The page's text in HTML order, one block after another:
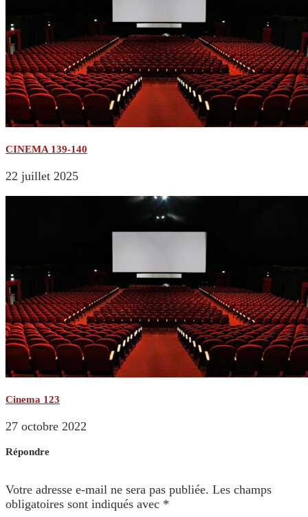
CINEMA 139-140
22 juillet 2025
Cinema 123
27 octobre 2022
Répondre
Votre adresse e-mail ne sera pas publiée. Les champs
obligatoires sont indiqués avec *